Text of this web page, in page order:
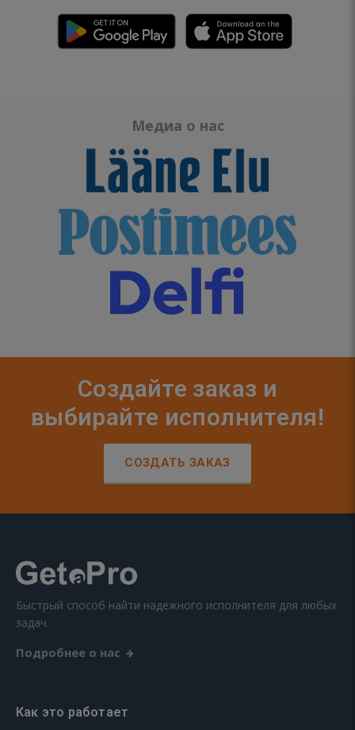
Медиа о нас
Создайте заказ и
выбирайте исполнителя!
СОЗДАТЬ ЗАКАЗ
Быстрый способ найти надежного исполнителя для любых
задач.
Подробнее о нас
Как это работает